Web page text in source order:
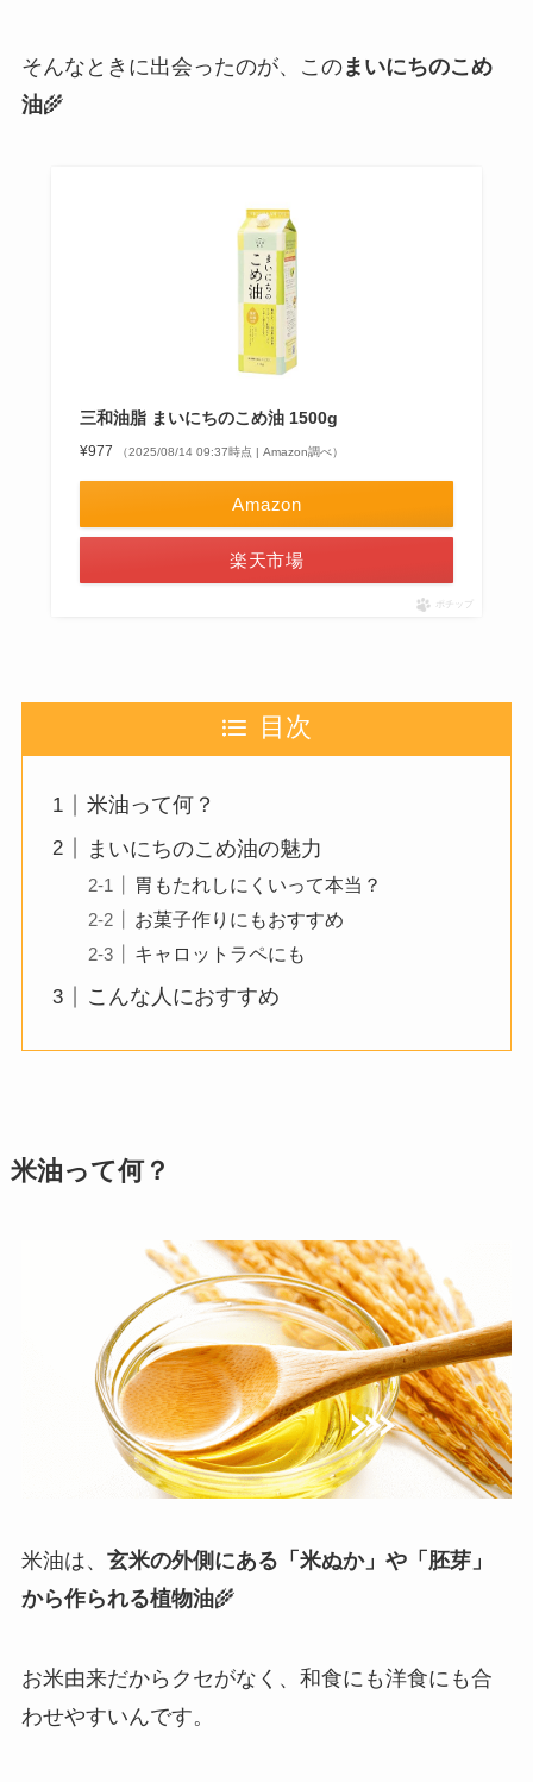
そんなときに出会ったのが、このまいにちのこめ
油🌾
三和油脂 まいにちのこめ油 1500g
¥977 （2025/08/14 09:37時点 | Amazon調べ）
Amazon
楽天市場
ポチップ
目次
米油って何？
まいにちのこめ油の魅力
胃もたれしにくいって本当？
お菓子作りにもおすすめ
キャロットラペにも
こんな人におすすめ
米油って何？
米油は、 玄米の外側にある「米ぬか」や「胚芽」
から作られる植物油🌾
お米由来だからクセがなく、和食にも洋食にも合
わせやすいんです。